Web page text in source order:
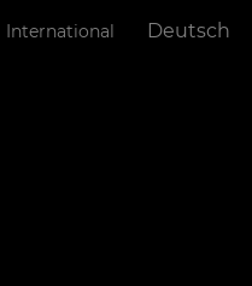
International Deutsch